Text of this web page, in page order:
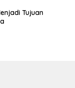
Tujuan